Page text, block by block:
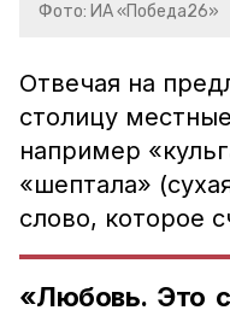
Фото: ИА «Победа26»
Отвечая на
столицу
например
«шептала»
слово, которое
«Любовь. Это